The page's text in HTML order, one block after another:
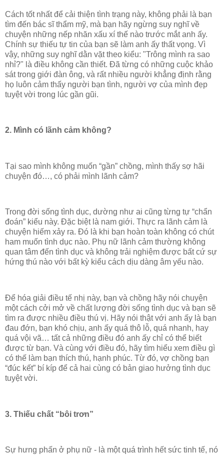
Cách tốt nhất để cải thiện tình trạng này, không phải là bạn
tìm đến bác sĩ thẩm mỹ, mà bạn hãy ngừng suy nghĩ về
chuyện những nếp nhăn xấu xí thế nào trước mắt anh ấy.
Chính sự thiếu tự tin của bạn sẽ làm anh ấy thất vọng. Vì
vậy, những suy nghĩ dằn vặt theo kiểu: "Trông mình ra sao
nhỉ?" là điều không cần thiết. Đã từng có những cuộc khảo
sát trong giới đàn ông, và rất nhiều người khẳng định rằng
họ luôn cảm thấy người bạn tình, người vợ của mình đẹp
tuyệt vời trong lúc gần gũi.
2. Mình có lãnh cảm không?
Tại sao mình không muốn “gần” chồng, mình thấy sợ hãi
chuyện đó…, có phải mình lãnh cảm?
Trong đời sống tình dục, dường như ai cũng từng tự “chẩn
đoán” kiểu này. Đặc biệt là nam giới. Thực ra lãnh cảm là
chuyện hiếm xảy ra. Đó là khi bạn hoàn toàn không có chút
ham muốn tình dục nào. Phụ nữ lãnh cảm thường không
quan tâm đến tình dục và không trải nghiệm được bất cứ sự
hứng thú nào với bất kỳ kiểu cách dịu dàng âm yếu nào.
Để hóa giải điều tế nhị này, bạn và chồng hãy nói chuyện
một cách cởi mở về chất lượng đời sống tình dục và bạn sẽ
tìm ra được nhiều điều thú vị. Hãy nói thật với anh ấy là bạn
đau đớn, bạn khó chịu, anh ấy quá thô lỗ, quá nhanh, hay
quá vội vã… tất cả những điều đó anh ấy chỉ có thể biết
được từ bạn. Và cùng với điều đó, hãy tìm hiểu xem điều gì
có thế làm bạn thích thú, hạnh phúc. Từ đó, vợ chồng bạn
“đúc kết” bí kíp để cả hai cùng có bản giao hưởng tình dục
tuyệt vời.
3. Thiếu chất “bôi trơn”
Sự hưng phấn ở phụ nữ - là một quá trình hết sức tinh tế, nó